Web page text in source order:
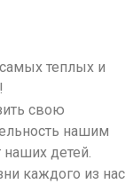
теплых и
свою
нашим
детей.
каждого из нас